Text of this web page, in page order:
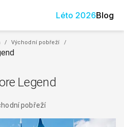
Léto 2026Blog
/ Východní pobřeží /
Legend
pobřeží